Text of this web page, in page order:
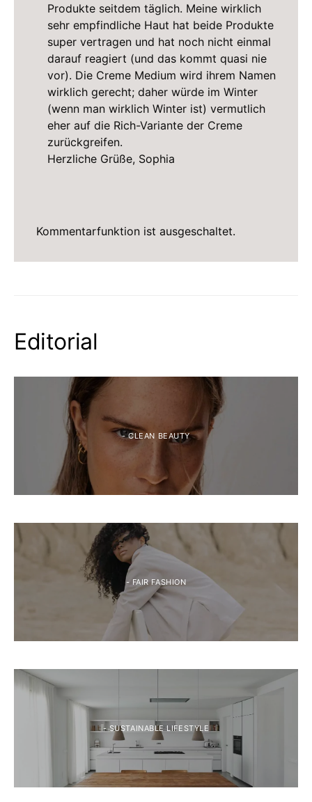
Produkte seitdem täglich. Meine wirklich
sehr empfindliche Haut hat beide Produkte
super vertragen und hat noch nicht einmal
darauf reagiert (und das kommt quasi nie
vor). Die Creme Medium wird ihrem Namen
wirklich gerecht; daher würde im Winter
(wenn man wirklich Winter ist) vermutlich
eher auf die Rich-Variante der Creme
zurückgreifen.
Herzliche Grüße, Sophia
Kommentarfunktion ist ausgeschaltet.
Editorial
- CLEAN BEAUTY
- FAIR FASHION
- SUSTAINABLE LIFESTYLE